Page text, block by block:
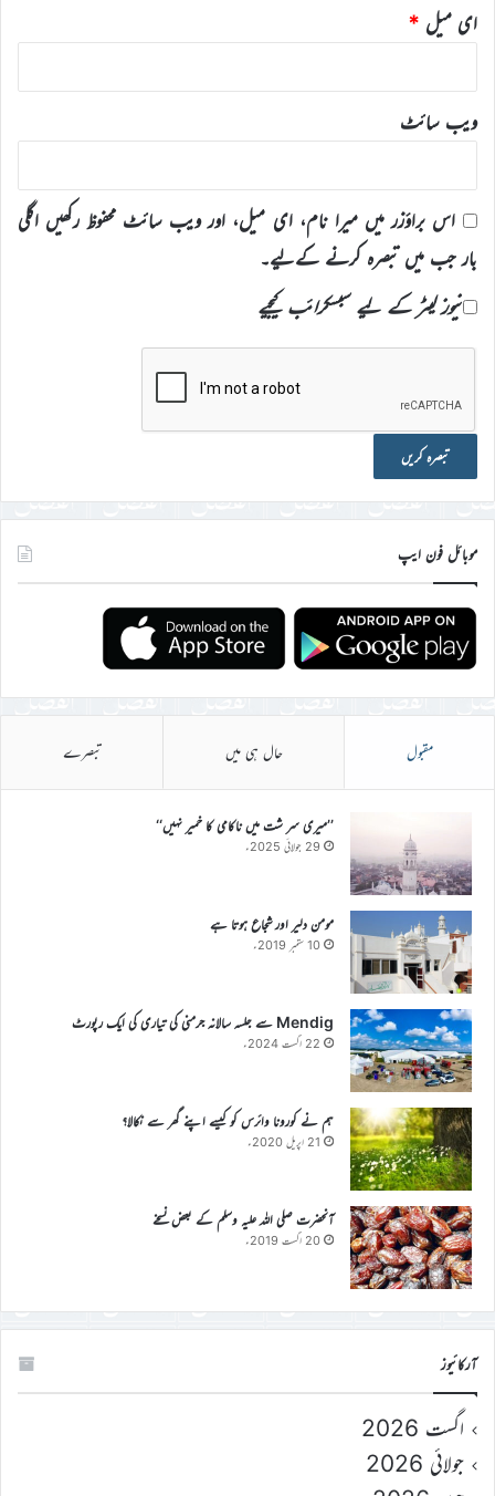
ای میل *
ویب‌ سائٹ
اس براؤزر میں میرا نام، ای میل، اور ویب سائٹ محفوظ رکھیں اگلی
بار جب میں تبصرہ کرنے کےلیے۔
نیوز لیٹر کے لیے سبسکرائب کیجیے
موبائل فون ایپ
مقبول حال ہی میں تبصرے
’’میری سر شت میں ناکامی کا خمیر نہیں‘‘
29 جولائی 2025ء
مومن دلیر اور شجاع ہوتا ہے
10 ستمبر 2019ء
Mendig سے جلسہ سالانہ جرمنی کی تیاری کی ایک رپورٹ
22 اگست 2024ء
ہم نے کورونا وائرس کو کیسے اپنے گھر سے نکالا؟
21 اپریل 2020ء
آنحضرت صلی اللہ علیہ وسلم کے بعض نسخے
20 اگست 2019ء
آرکائیوز
اگست 2026
جولائی 2026